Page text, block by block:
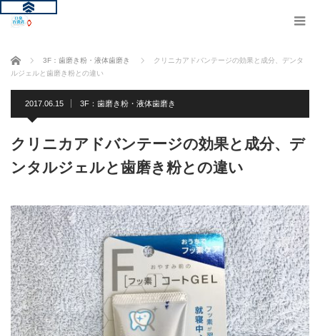
ホーム 3F：歯磨き粉・液体歯磨き
クリニカアドバンテージの効果と成分、デンタ
ルジェルと歯磨き粉との違い
2017.06.15 3F：歯磨き粉・液体歯磨き
クリニカアドバンテージの効果と成分、デ
ンタルジェルと歯磨き粉との違い